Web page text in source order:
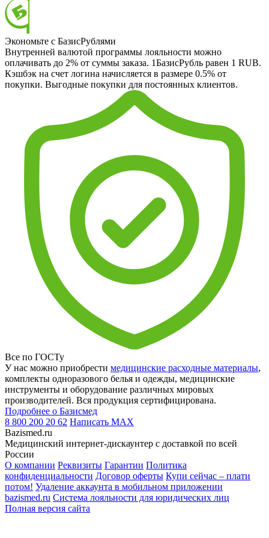
Экономьте с БазисРублями
Внутренней валютой программы лояльности можно
оплачивать до 2% от суммы заказа. 1БазисРубль равен 1 RUB.
Кэшбэк на счет логина начисляется в размере 0.5% от
покупки. Выгодные покупки для постоянных клиентов.
Все по ГОСТу
У нас можно приобрести медицинские расходные материалы,
комплекты одноразового белья и одежды, медицинские
инструменты и оборудование различных мировых
производителей. Вся продукция сертифицирована.
Подробнее о Базисмед
8 800 200 20 62 Написать MAX
Bazismed.ru
Медицинский интернет-дискаунтер с доставкой по всей
России
О компании Реквизиты Гарантии Политика
конфиденциальности Договор оферты Купи сейчас – плати
потом! Удаление аккаунта в мобильном приложении
bazismed.ru Система лояльности для юридических лиц
Полная версия сайта